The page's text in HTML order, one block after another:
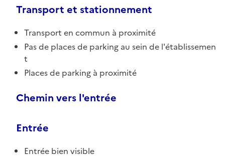
Transport et stationnement
Transport en commun à proximité
Pas de places de parking au sein de l'établissemen
t
Places de parking à proximité
Chemin vers l'entrée
Entrée
Entrée bien visible